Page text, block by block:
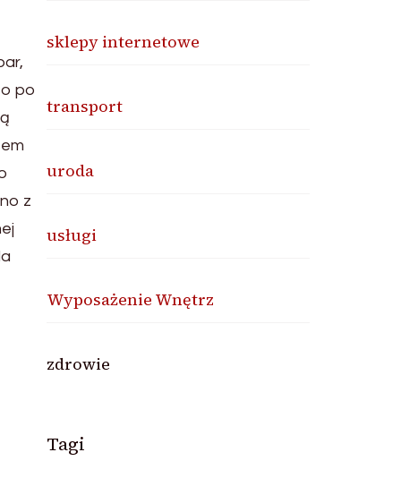
po
z
sklepy internetowe
transport
uroda
usługi
Wyposażenie Wnętrz
zdrowie
Tagi